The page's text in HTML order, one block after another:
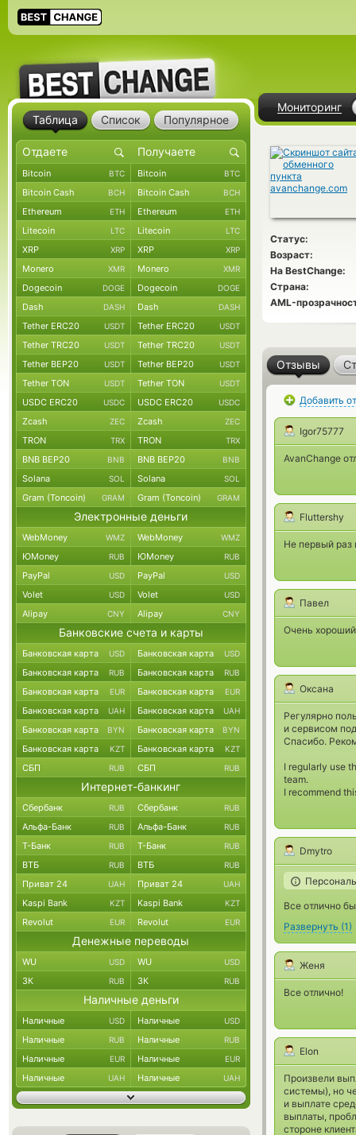
Мониторинг
Статус:
Возраст:
На BestChange:
Страна:
AML-
Отзывы
Добавить
Igor75777
AvanChange
Fluttershy
Не первый раз
Павел
Очень
Оксана
Регулярно
и сервисом
Спасибо.
I regularly use
team.
I recommend
Dmytro
Все отлично
Развернуть (1)
Женя
Все отлично!
Elon
Произвели
системы), но
и выплате
выплаты,
стороне
Таблица Список Популярное
Bitcoin BTC Bitcoin BTC
Bitcoin Cash BCH Bitcoin Cash BCH
Ethereum ETH Ethereum ETH
Litecoin LTC Litecoin LTC
XRP XRP XRP XRP
Monero XMR Monero XMR
Dogecoin DOGE Dogecoin DOGE
Dash DASH Dash DASH
Tether ERC20 USDT Tether ERC20 USDT
Tether TRC20 USDT Tether TRC20 USDT
Tether BEP20 USDT Tether BEP20 USDT
Tether TON USDT Tether TON USDT
USDC ERC20 USDC USDC ERC20 USDC
Zcash ZEC Zcash ZEC
TRON TRX TRON TRX
BNB BEP20 BNB BNB BEP20 BNB
Solana SOL Solana SOL
Gram (Toncoin) GRAM Gram (Toncoin) GRAM
Электронные деньги
WebMoney WMZ WebMoney WMZ
ЮMoney RUB ЮMoney RUB
PayPal USD PayPal USD
Volet USD Volet USD
Alipay CNY Alipay CNY
Банковские счета и карты
Банковская карта USD Банковская карта USD
Банковская карта RUB Банковская карта RUB
Банковская карта EUR Банковская карта EUR
Банковская карта UAH Банковская карта UAH
Банковская карта BYN Банковская карта BYN
Банковская карта KZT Банковская карта KZT
СБП RUB СБП RUB
Интернет-банкинг
Сбербанк RUB Сбербанк RUB
Альфа-Банк RUB Альфа-Банк RUB
Т-Банк RUB Т-Банк RUB
ВТБ RUB ВТБ RUB
Приват 24 UAH Приват 24 UAH
Kaspi Bank KZT Kaspi Bank KZT
Revolut EUR Revolut EUR
Денежные переводы
WU USD WU USD
ЗК RUB ЗК RUB
Наличные деньги
Наличные USD Наличные USD
Наличные RUB Наличные RUB
Наличные EUR Наличные EUR
Наличные UAH Наличные UAH